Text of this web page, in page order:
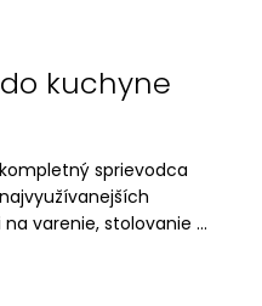
kuchyne
sprievodca
varenie, stolovanie ...